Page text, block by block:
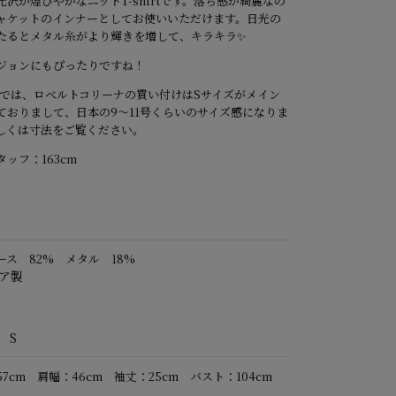
ケットのインナーとしてお使いいただけます。日光の
るとメタル糸がより輝きを増して、キラキラ✨
ョンにもぴったりですね！
は、ロベルトコリーナの買い付けはSサイズがメイン
おりまして、日本の9～11号くらいのサイズ感になりま
くは寸法をご覧ください。
ッフ：163cm
ス 82% メタル 18%
製
S
肩幅：46cm 袖丈：25cm バスト：104cm